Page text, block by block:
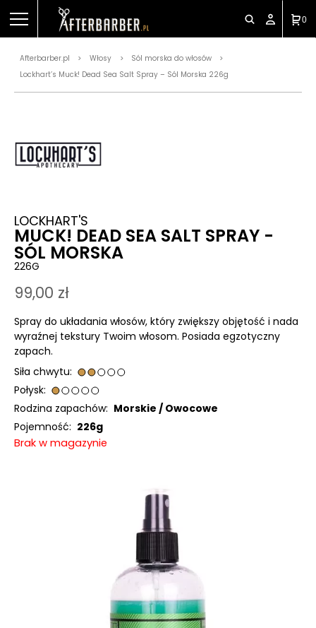
0
Afterbarber.pl > Włosy > Sól morska do włosów
>
Lockhart’s Muck! Dead Sea Salt Spray – Sól Morska 226g
LOCKHART'S
MUCK! DEAD SEA SALT SPRAY -
SÓL MORSKA
226G
99,00 zł
Spray do układania włosów, który zwiększy objętość i nada
wyraźnej tekstury Twoim włosom. Posiada egzotyczny
zapach.
Siła chwytu:
Połysk:
Rodzina zapachów: Morskie / Owocowe
Pojemność: 226g
Brak w magazynie